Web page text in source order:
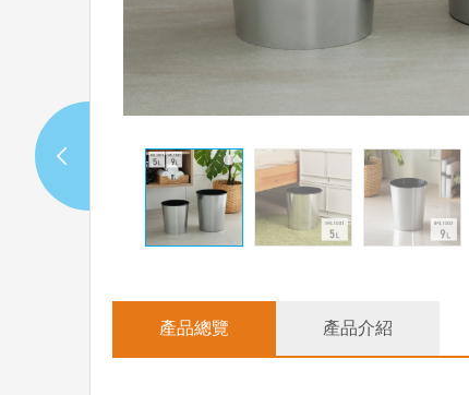
產品總覽 產品介紹